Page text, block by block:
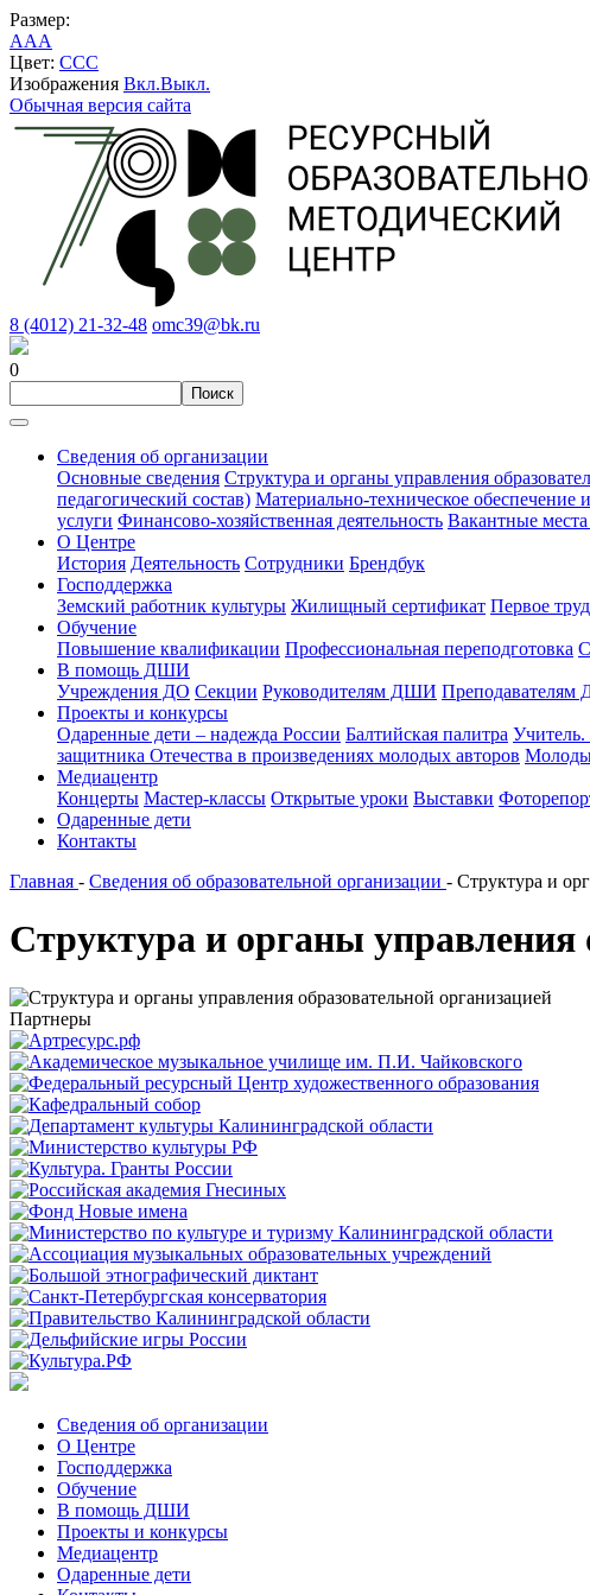
Размер:
AAA
Цвет: CCC
Изображения Вкл.Выкл.
Обычная версия сайта
8 (4012) 21-32-48 omc39@bk.ru
0
Сведения об организации
Основные сведения Структура и органы управления
педагогический состав) Материально-техническое обеспечение
услуги Финансово-хозяйственная деятельность Вакантные
О Центре
История Деятельность Сотрудники Брендбук
Господдержка
Земский работник культуры Жилищный сертификат Первое
Обучение
Повышение квалификации Профессиональная переподготовка
В помощь ДШИ
Учреждения ДО Секции Руководителям ДШИ
Проекты и конкурсы
Одаренные дети – надежда России Балтийская палитра
защитника Отечества в произведениях молодых авторов
Медиацентр
Концерты Мастер-классы Открытые уроки Выставки
Одаренные дети
Контакты
Главная - Сведения об образовательной организации - Структура и
Структура и органы управления
Партнеры
Сведения об организации
О Центре
Господдержка
Обучение
В помощь ДШИ
Проекты и конкурсы
Медиацентр
Одаренные дети